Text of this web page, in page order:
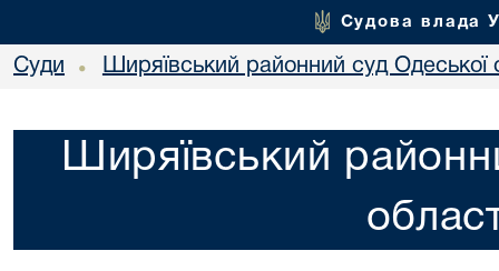
Судова влада
Суди • Ширяївський районний суд Одеської
Ширяївський